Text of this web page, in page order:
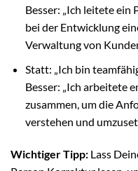
Besser: „Ich leitete
bei der Entwicklung
Verwaltung von
Statt: „Ich bin
Besser: „Ich arbeitete
zusammen, um die
verstehen und
Wichtiger Tipp: Lass